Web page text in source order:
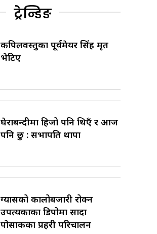
ट्रेन्डिङ
कपिलवस्तुका पूर्वमेयर सिंह मृत
भेटिए
घेराबन्दीमा हिजो पनि थिएँ र आज
पनि छु : सभापति थापा
ग्यासको कालोबजारी रोक्न
उपत्यकाका डिपोमा सादा
पोसाकका प्रहरी परिचालन